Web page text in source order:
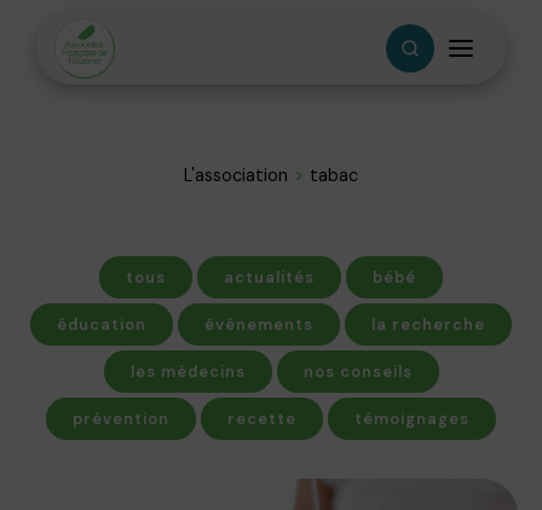
L'association tabac
tous actualités bébé
éducation événements la recherche
les médecins nos conseils
prévention recette témoignages